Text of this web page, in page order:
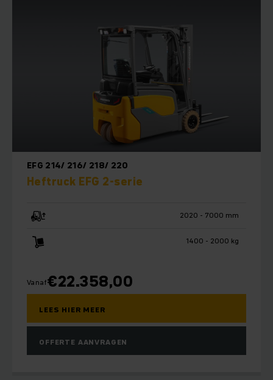
Dankzij het kleine en compacte ontwerp kunnen onze
heftrucks gemakkelijk door zelfs de smalste gangpaden
navigeren. De trucks voelen zich het beste thuis op vlakke
binnenvloeren, maar kunnen ook met gemak
buitentoepassingen aan. Als bijkomend voordeel is de mast
van de elektrische heftrucks ideaal voor zowel stellingen
als stapelen en kan hefhoogtes bereiken van 2300 tot 7500
millimeter. De capaciteit van de trucks is maximaal vijf ton.
Verder staat ergonomie altijd centraal: dankzij de
panoramische masten hebben u en uw medewerkers een
niet alleen voor snel, eenvoudig en nauwkeurig
kan de elektrische heftruck worden aangepast aan de
fysieke behoeften van de chauffeurs. Dankzij de individuele
altijd een ergonomisch ontworpen werkplek beschikbaar.
EFG 214/ 216/ 218/ 220
Heftruck EFG 2-serie
2020 - 7000 mm
1400 - 2000 kg
Vanaf€22.358,00
LEES HIER MEER
OFFERTE AANVRAGEN